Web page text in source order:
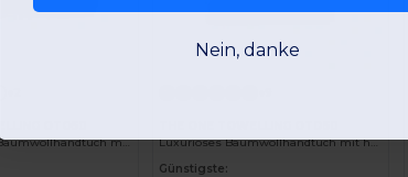
OTO50
Luxuriöses Bio-Baumwollhandtuch mit hoher Saugfähigkeit
Luxuriöses Baumwollhandtuch mit hoher Saugfähigkeit
Günstigste:
Nein, danke